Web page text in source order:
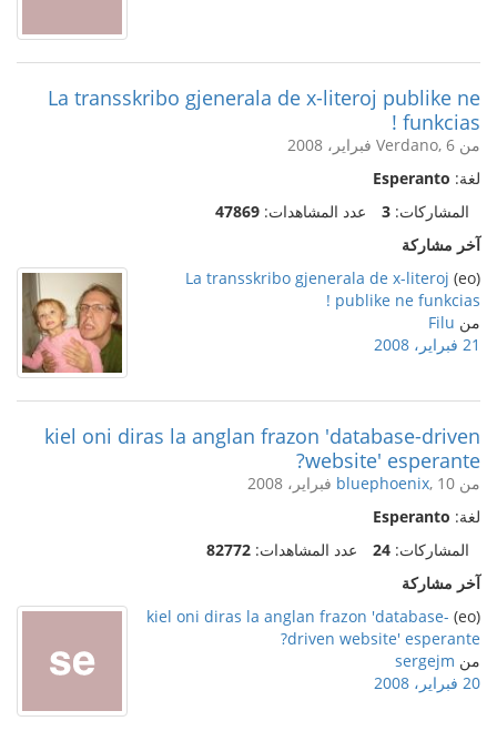
La transskribo gjenerala de x-literoj publike ne
funkcias !
من Verdano, 6 فبراير، 2008
لغة: Esperanto
المشاركات: 3 عدد المشاهدات: 47869
آخر مشاركة
(eo)
La transskribo gjenerala de x-literoj
publike ne funkcias !
من Filu
21 فبراير، 2008
kiel oni diras la anglan frazon 'database-driven
website' esperante?
من bluephoenix, 10 فبراير، 2008
لغة: Esperanto
المشاركات: 24 عدد المشاهدات: 82772
آخر مشاركة
(eo)
kiel oni diras la anglan frazon 'database-
driven website' esperante?
من sergejm
20 فبراير، 2008